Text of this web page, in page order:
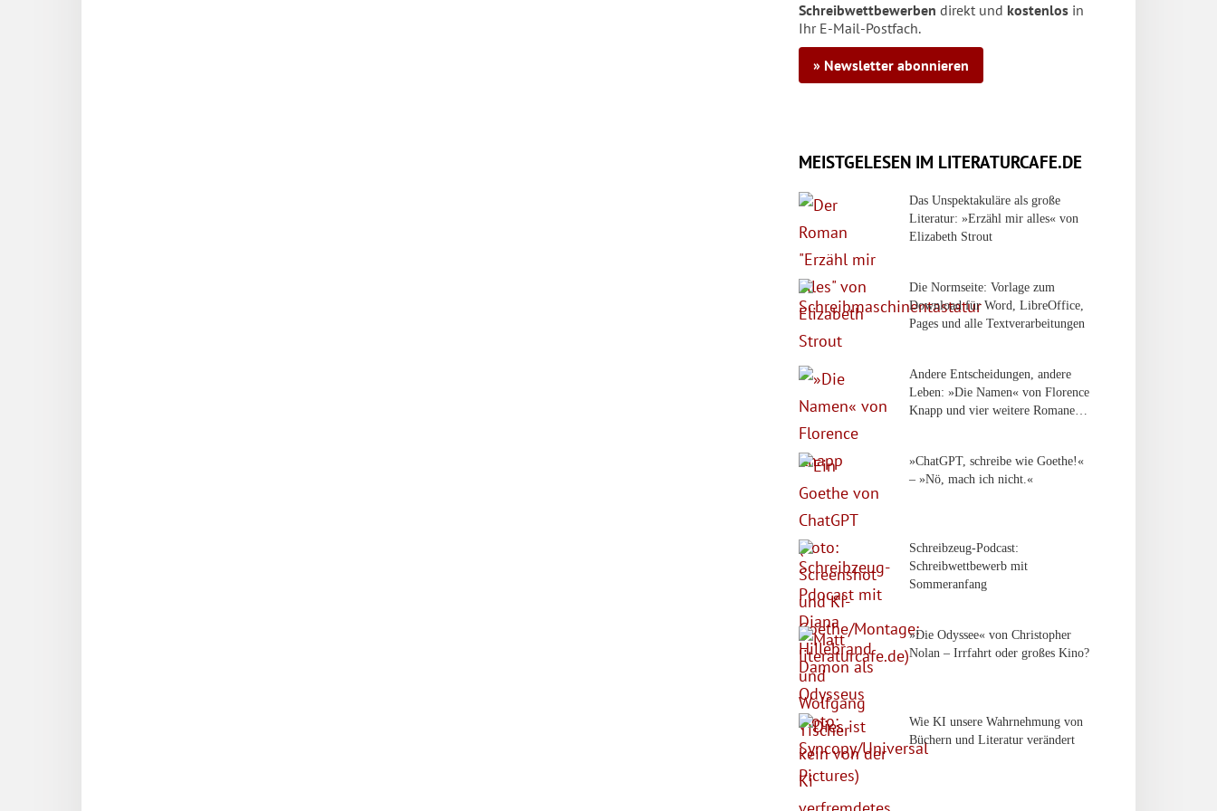
Schreibwettbewerben direkt und kostenlos in
Ihr E-Mail-Postfach.
» Newsletter abonnieren
MEISTGELESEN IM LITERATURCAFE.DE
Das Unspektakuläre als große
Literatur: »Erzähl mir alles« von
Elizabeth Strout
Die Normseite: Vorlage zum
Download für Word, LibreOffice,
Pages und alle Textverarbeitungen
Andere Entscheidungen, andere
Leben: »Die Namen« von Florence
Knapp und vier weitere Romane…
»ChatGPT, schreibe wie Goethe!«
– »Nö, mach ich nicht.«
Schreibzeug-Podcast:
Schreibwettbewerb mit
Sommeranfang
»Die Odyssee« von Christopher
Nolan – Irrfahrt oder großes Kino?
Wie KI unsere Wahrnehmung von
Büchern und Literatur verändert